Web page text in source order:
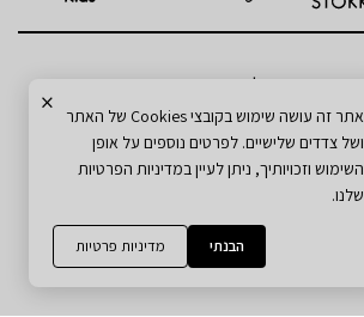
×
אתר זה עושה שימוש בקובצי Cookies של האתר
ושל צדדים שלישיים. לפרטים נוספים על אופן
השימוש וזכויותיך, ניתן לעיין במדיניות הפרטיות
שלנו.
הבנתי מדיניות פרטיות
סגל קידס
ארונות ילדים
מיטות ילדים
מזרנים לילדים
שטיחים